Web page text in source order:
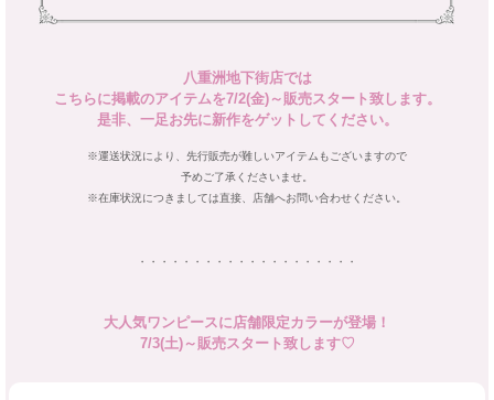
八重洲地下街店では
こちらに掲載のアイテムを7/2(金)～販売スタート致します。
是非、一足お先に新作をゲットしてください。
※運送状況により、先行販売が難しいアイテムもございますので
予めご了承くださいませ。
※在庫状況につきましては直接、店舗へお問い合わせください。
・・・・・・・・・・・・・・・・・・・・
大人気ワンピースに店舗限定カラーが登場！
7/3(土)～販売スタート致します♡